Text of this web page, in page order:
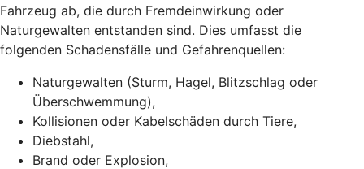
Fahrzeug ab, die durch Fremdeinwirkung oder
Naturgewalten entstanden sind. Dies umfasst die
folgenden Schadensfälle und Gefahrenquellen:
Naturgewalten (Sturm, Hagel, Blitzschlag oder
Überschwemmung),
Kollisionen oder Kabelschäden durch Tiere,
Diebstahl,
Brand oder Explosion,